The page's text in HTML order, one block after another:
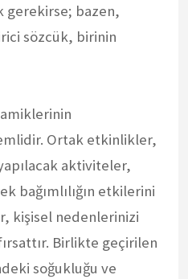
gerekirse; bazen,
sözcük, birinin
Ortak etkinlikler,
aktiviteler,
bağımlılığın etkilerini
kişisel nedenlerinizi
Birlikte geçirilen
soğukluğu ve